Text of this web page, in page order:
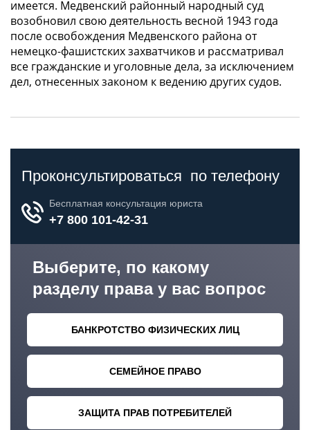
имеется. Медвенский районный народный суд
возобновил свою деятельность весной 1943 года
после освобождения Медвенского района от
немецко-фашистских захватчиков и рассматривал
все гражданские и уголовные дела, за исключением
дел, отнесенных законом к ведению других судов.